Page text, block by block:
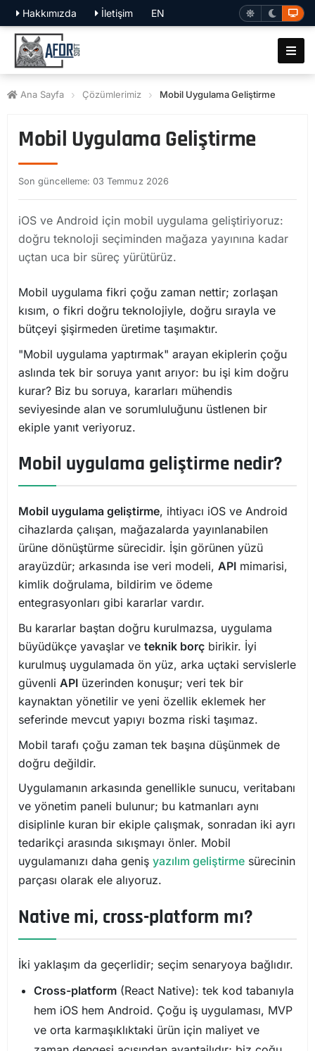
Hakkımızda İletişim EN
Ana Sayfa Çözümlerimiz Mobil Uygulama Geliştirme
Mobil Uygulama Geliştirme
Son güncelleme: 03 Temmuz 2026
iOS ve Android için mobil uygulama geliştiriyoruz:
doğru teknoloji seçiminden mağaza yayınına kadar
uçtan uca bir süreç yürütürüz.
Mobil uygulama fikri çoğu zaman nettir; zorlaşan
kısım, o fikri doğru teknolojiyle, doğru sırayla ve
bütçeyi şişirmeden üretime taşımaktır.
"Mobil uygulama yaptırmak" arayan ekiplerin çoğu
aslında tek bir soruya yanıt arıyor: bu işi kim doğru
kurar? Biz bu soruya, kararları mühendis
seviyesinde alan ve sorumluluğunu üstlenen bir
ekiple yanıt veriyoruz.
Mobil uygulama geliştirme nedir?
Mobil uygulama geliştirme, ihtiyacı iOS ve Android
cihazlarda çalışan, mağazalarda yayınlanabilen
ürüne dönüştürme sürecidir. İşin görünen yüzü
arayüzdür; arkasında ise veri modeli, API mimarisi,
kimlik doğrulama, bildirim ve ödeme
entegrasyonları gibi kararlar vardır.
Bu kararlar baştan doğru kurulmazsa, uygulama
büyüdükçe yavaşlar ve teknik borç birikir. İyi
kurulmuş uygulamada ön yüz, arka uçtaki servislerle
güvenli API üzerinden konuşur; veri tek bir
kaynaktan yönetilir ve yeni özellik eklemek her
seferinde mevcut yapıyı bozma riski taşımaz.
Mobil tarafı çoğu zaman tek başına düşünmek de
doğru değildir.
Uygulamanın arkasında genellikle sunucu, veritabanı
ve yönetim paneli bulunur; bu katmanları aynı
disiplinle kuran bir ekiple çalışmak, sonradan iki ayrı
tedarikçi arasında sıkışmayı önler. Mobil
uygulamanızı daha geniş yazılım geliştirme sürecinin
parçası olarak ele alıyoruz.
Native mi, cross-platform mı?
İki yaklaşım da geçerlidir; seçim senaryoya bağlıdır.
Cross-platform (React Native): tek kod tabanıyla
hem iOS hem Android. Çoğu iş uygulaması, MVP
ve orta karmaşıklıktaki ürün için maliyet ve